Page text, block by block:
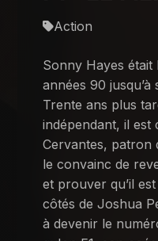
Action
Sonny Hayes était
années 90
Trente ans plus
indépendant, il est
Cervantes, patron
le convainc de
et prouver qu’il
côtés de Joshua
à devenir le